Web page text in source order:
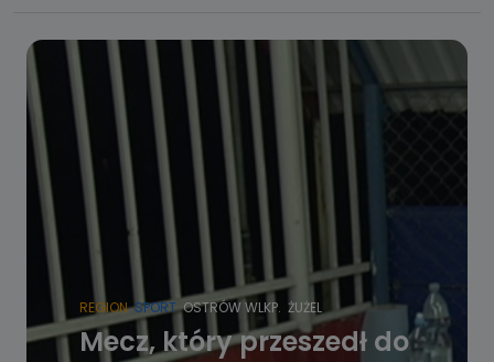
REGION SPORT OSTRÓW WLKP. ŻUŻEL
Mecz, który przeszedł do